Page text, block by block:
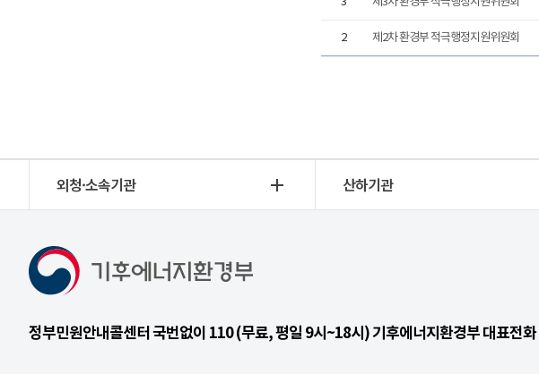
2 제2차 환경부 적극행정지원위원회
외청·소속기관 산하기관
정부민원안내콜센터 국번없이 110 (무료, 평일 9시~18시) 기후에너지환경부 대표전화